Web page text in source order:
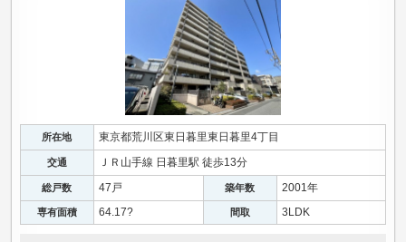
所在地 東京都荒川区東日暮里東日暮里4丁目
交通 ＪＲ山手線 日暮里駅 徒歩13分
総戸数 47戸 築年数 2001年
専有面積 64.17? 間取 3LDK